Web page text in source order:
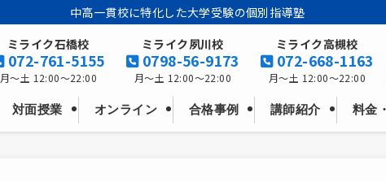
中高一貫校に特化した大学受験の個別指導塾
対面授業 オンライン 合格事例 講師紹介 料金
ミライク石橋校
072-761-5155
月～土 12:00～22:00
ミライク夙川校
0798-56-9173
月～土 12:00～22:00
ミライク高槻校
072-668-1163
月～土 12:00～22:00